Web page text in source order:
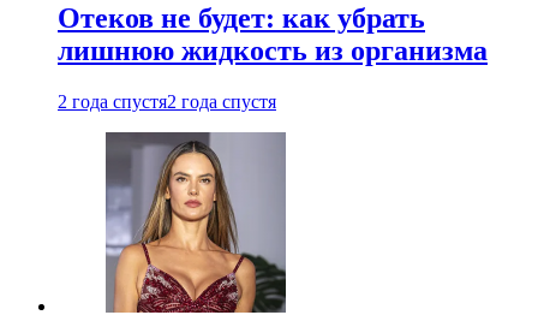
Отеков не будет: как убрать
лишнюю жидкость из организма
2 года спустя2 года спустя